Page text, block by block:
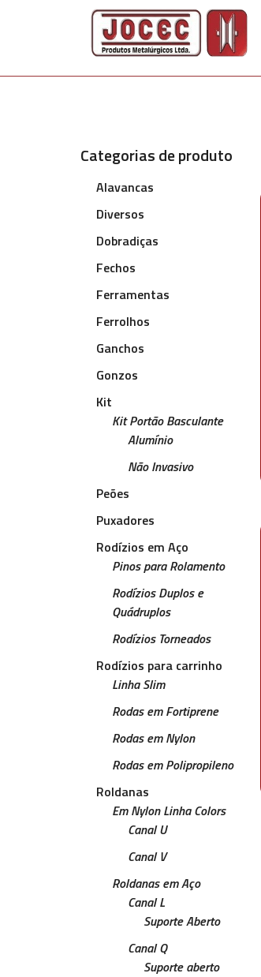
Categorias de produto
Alavancas
Diversos
Dobradiças
Fechos
Ferramentas
Ferrolhos
Ganchos
Gonzos
Kit
Kit Portão Basculante
Alumínio
Não Invasivo
Peões
Puxadores
Rodízios em Aço
Pinos para Rolamento
Rodízios Duplos e
Quádruplos
Rodízios Torneados
Rodízios para carrinho
Linha Slim
Rodas em Fortiprene
Rodas em Nylon
Rodas em Polipropileno
Roldanas
Em Nylon Linha Colors
Canal U
Canal V
Roldanas em Aço
Canal L
Suporte Aberto
Canal Q
Suporte aberto